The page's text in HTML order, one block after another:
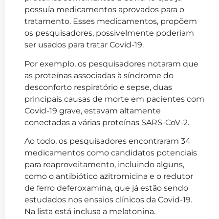
possuía medicamentos aprovados para o
tratamento. Esses medicamentos, propõem
os pesquisadores, possivelmente poderiam
ser usados para tratar Covid-19.
Por exemplo, os pesquisadores notaram que
as proteínas associadas à síndrome do
desconforto respiratório e sepse, duas
principais causas de morte em pacientes com
Covid-19 grave, estavam altamente
conectadas a várias proteínas SARS-CoV-2.
Ao todo, os pesquisadores encontraram 34
medicamentos como candidatos potenciais
para reaproveitamento, incluindo alguns,
como o antibiótico azitromicina e o redutor
de ferro deferoxamina, que já estão sendo
estudados nos ensaios clínicos da Covid-19.
Na lista está inclusa a melatonina.